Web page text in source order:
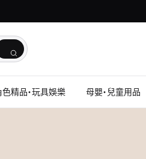
色精品・玩具娛樂 母嬰・兒童用品